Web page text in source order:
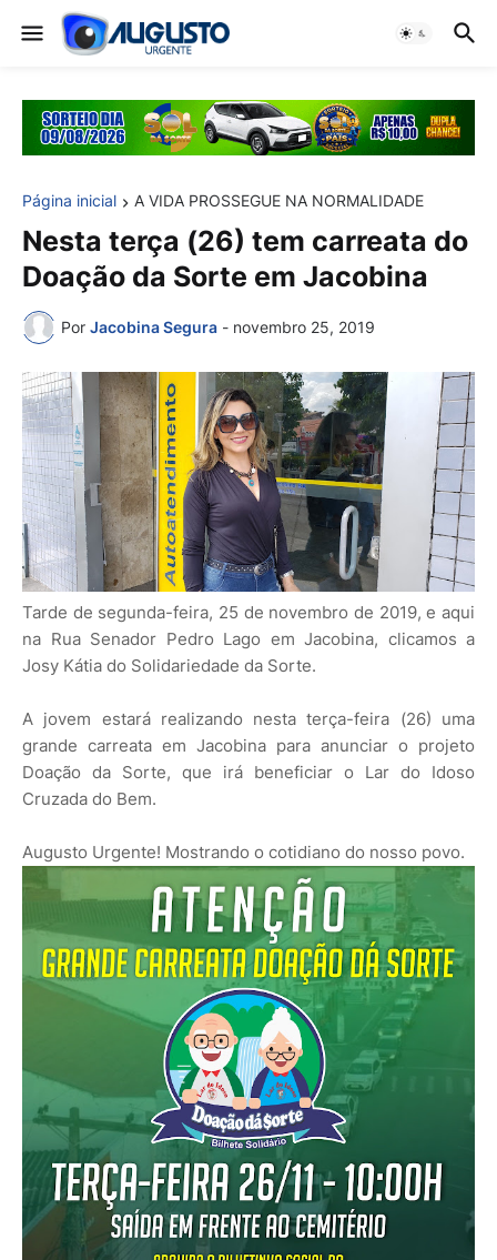
Página inicial A VIDA PROSSEGUE NA NORMALIDADE
Nesta terça (26) tem carreata do
Doação da Sorte em Jacobina
Por Jacobina Segura - novembro 25, 2019
Tarde de segunda-feira, 25 de novembro de 2019, e aqui
na Rua Senador Pedro Lago em Jacobina, clicamos a
Josy Kátia do Solidariedade da Sorte.
A jovem estará realizando nesta terça-feira (26) uma
grande carreata em Jacobina para anunciar o projeto
Doação da Sorte, que irá beneficiar o Lar do Idoso
Cruzada do Bem.
Augusto Urgente! Mostrando o cotidiano do nosso povo.